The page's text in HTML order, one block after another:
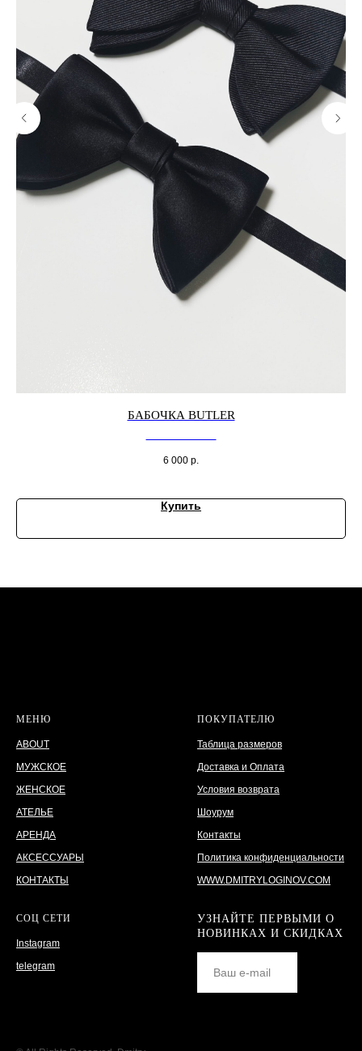
БАБОЧКА BUTLER
6 000 р.
Купить
МЕНЮ
ABOUT
МУЖСКОЕ
ЖЕНСКОЕ
АТЕЛЬЕ
АРЕНДА
АКСЕССУАРЫ
КОНТАКТЫ
ПОКУПАТЕЛЮ
Таблица размеров
Доставка и Оплата
Условия возврата
Шоурум
Контакты
Политика конфиденциальности
WWW.DMITRYLOGINOV.COM
СОЦ СЕТИ
Instagram
telegram
УЗНАЙТЕ ПЕРВЫМИ О
НОВИНКАХ И СКИДКАХ